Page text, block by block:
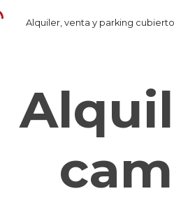
Alquiler, venta y parking cubierto